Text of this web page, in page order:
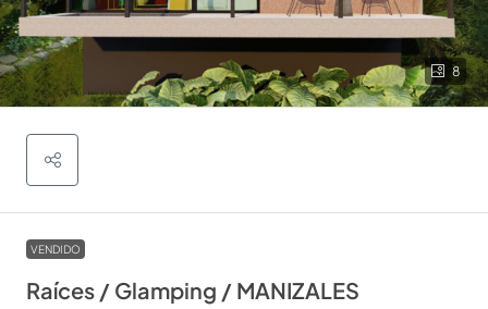
8
VENDIDO
Raíces / Glamping / MANIZALES